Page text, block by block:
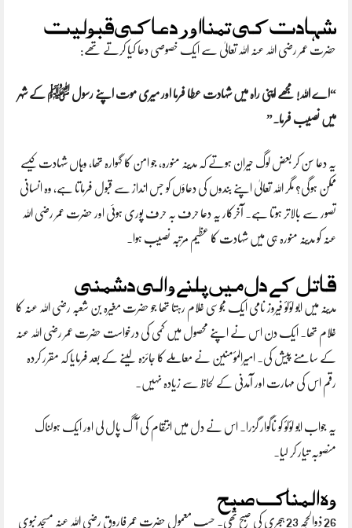
شہادت کی تمنا اور دعا کی قبولیت
حضرت عمر رضی اللہ عنہ اللہ تعالیٰ سے ایک خصوصی دعا کیا کرتے تھے:
“اے اللہ! مجھے اپنی راہ میں شہادت عطا فرما اور میری موت اپنے رسول ﷺ کے شہر
میں نصیب فرما۔”
یہ دعا سن کر بعض لوگ حیران ہوتے کہ مدینہ منورہ، جو امن کا گہوارہ تھا، وہاں شہادت کیسے
ممکن ہوگی؟ مگر اللہ تعالیٰ اپنے بندوں کی دعاؤں کو جس انداز سے قبول فرماتا ہے، وہ انسانی
تصور سے بالاتر ہوتا ہے۔ آخرکار یہ دعا حرف بہ حرف پوری ہوئی اور حضرت عمر رضی اللہ
عنہ کو مدینہ منورہ ہی میں شہادت کا عظیم مرتبہ نصیب ہوا۔
قاتل کے دل میں پلنے والی دشمنی
مدینہ میں ابو لؤلؤ فیروز نامی ایک مجوسی غلام رہتا تھا جو حضرت مغیرہ بن شعبہ رضی اللہ عنہ کا
غلام تھا۔ ایک دن اس نے اپنے محصول میں کمی کی درخواست حضرت عمر رضی اللہ عنہ
کے سامنے پیش کی۔ امیرالمؤمنین نے معاملے کا جائزہ لینے کے بعد فرمایا کہ مقرر کردہ
رقم اس کی مہارت اور آمدنی کے لحاظ سے زیادہ نہیں۔
یہ جواب ابو لؤلؤ کو ناگوار گزرا۔ اس نے دل میں انتقام کی آگ پال لی اور ایک ہولناک
منصوبہ تیار کر لیا۔
وہ المناک صبح
26 ذوالحجہ 23 ہجری کی صبح تھی۔ حسبِ معمول حضرت عمر فاروق رضی اللہ عنہ مسجد نبوی